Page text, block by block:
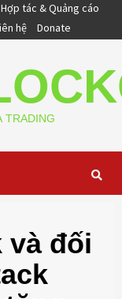
Hợp tác & Quảng cáo
hệ Donate
TRADING
và đối